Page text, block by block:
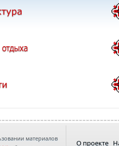
материалов
О проекте